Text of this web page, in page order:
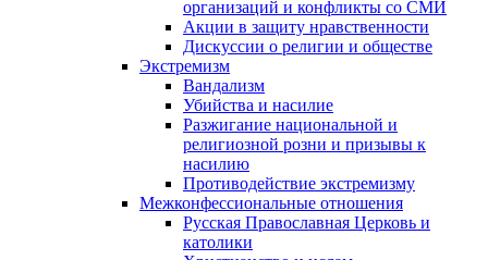
организаций и конфликты со СМИ
Акции в защиту нравственности
Дискуссии о религии и обществе
Экстремизм
Вандализм
Убийства и насилие
Разжигание национальной и
религиозной розни и призывы к
насилию
Противодействие экстремизму
Межконфессиональные отношения
Русская Православная Церковь и
католики